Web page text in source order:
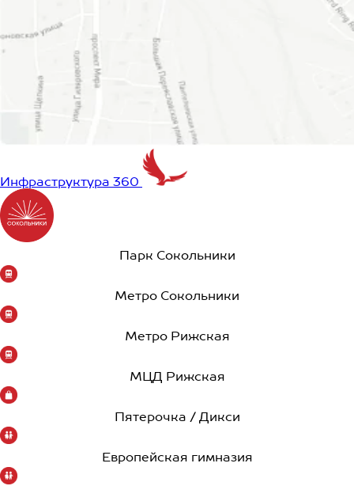
Инфраструктура 360
Парк Сокольники
Метро Сокольники
Метро Рижская
МЦД Рижская
Пятерочка / Дикси
Европейская гимназия